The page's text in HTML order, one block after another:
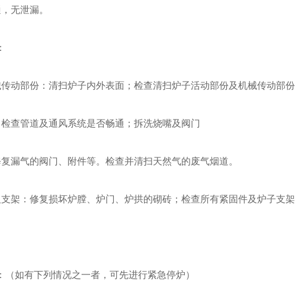
无泄漏。
部份：清扫炉子内外表面；检查清扫炉子活动部份及机械传动部份
管道及通风系统是否畅通；拆洗烧嘴及阀门
气的阀门、附件等。检查并清扫天然气的废气烟道。
：修复损坏炉膛、炉门、炉拱的砌砖；检查所有紧固件及炉子支架
有下列情况之一者，可先进行紧急停炉）